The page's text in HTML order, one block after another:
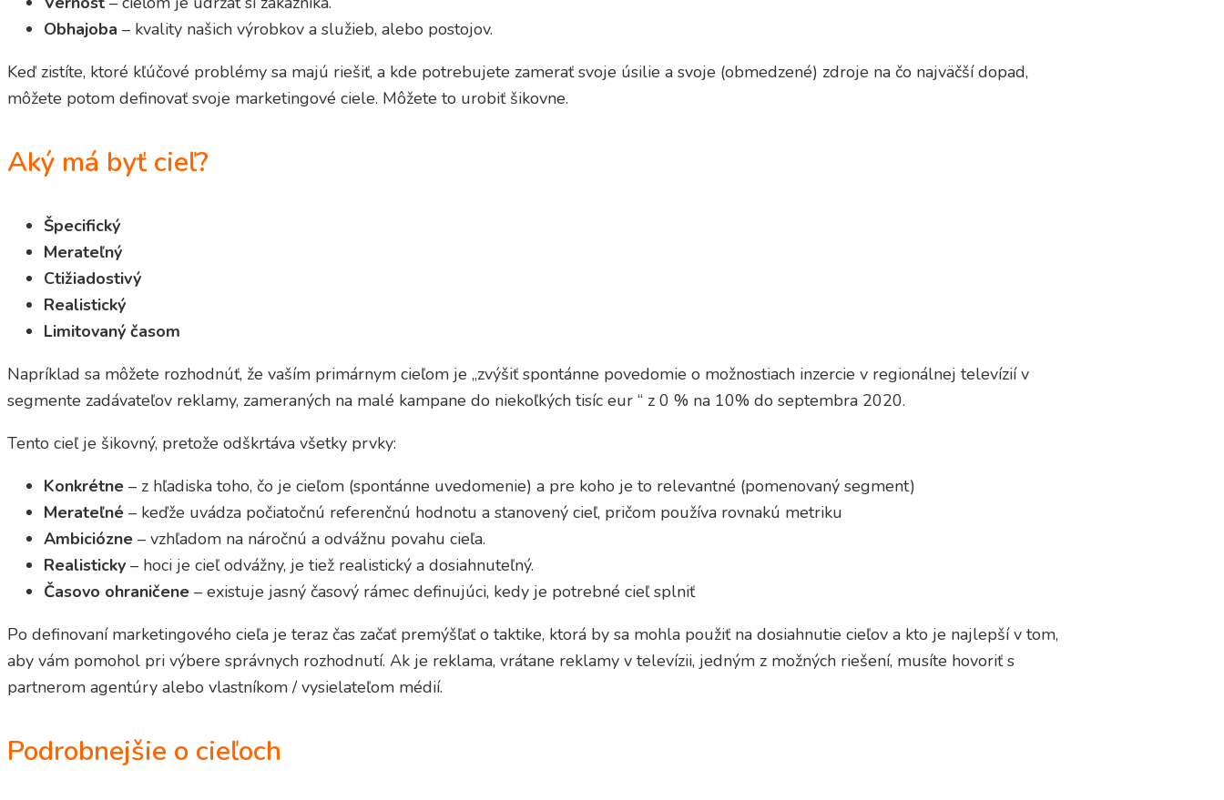
Obhajoba – kvality našich výrobkov a služieb, alebo postojov.
Keď zistíte, ktoré kľúčové problémy sa majú riešiť, a kde potrebujete zamerať svoje úsilie a svoje (obmedzené) zdroje na čo najväčší dopad,
môžete potom definovať svoje marketingové ciele. Môžete to urobiť šikovne.
Aký má byť cieľ?
Špecifický
Merateľný
Ctižiadostivý
Realistický
Limitovaný časom
Napríklad sa môžete rozhodnúť, že vaším primárnym cieľom je „zvýšiť spontánne povedomie o možnostiach inzercie v regionálnej televízií v
segmente zadávateľov reklamy, zameraných na malé kampane do niekoľkých tisíc eur “ z 0 % na 10% do septembra 2020.
Tento cieľ je šikovný, pretože odškrtáva všetky prvky:
Konkrétne – z hľadiska toho, čo je cieľom (spontánne uvedomenie) a pre koho je to relevantné (pomenovaný segment)
Merateľné – keďže uvádza počiatočnú referenčnú hodnotu a stanovený cieľ, pričom používa rovnakú metriku
Ambiciózne – vzhľadom na náročnú a odvážnu povahu cieľa.
Realisticky – hoci je cieľ odvážny, je tiež realistický a dosiahnuteľný.
Časovo ohraničene – existuje jasný časový rámec definujúci, kedy je potrebné cieľ splniť
Po definovaní marketingového cieľa je teraz čas začať premýšľať o taktike, ktorá by sa mohla použiť na dosiahnutie cieľov a kto je najlepší v tom,
aby vám pomohol pri výbere správnych rozhodnutí. Ak je reklama, vrátane reklamy v televízii, jedným z možných riešení, musíte hovoriť s
partnerom agentúry alebo vlastníkom / vysielateľom médií.
Podrobnejšie o cieľoch